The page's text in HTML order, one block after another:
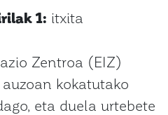
1: itxita
Zentroa (EIZ)
kokatutako
eta duela urtebete